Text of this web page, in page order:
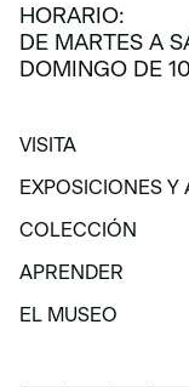
HORARIO:
DE MARTES A
DOMINGO DE
VISITA
EXPOSICIONES Y
EXPOSICIONES Y
COLECCIÓN
APRENDER
EL MUSEO